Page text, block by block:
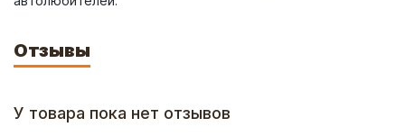
Отзывы
У товара пока нет отзывов